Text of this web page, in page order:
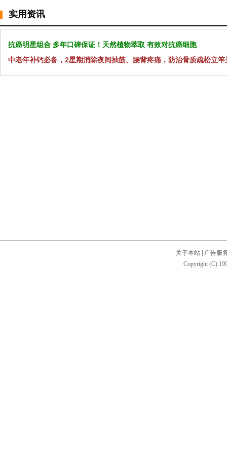
实用资讯
抗癌明星组合 多年口碑保证！天然植物萃取 有效对抗癌细胞
中老年补钙必备，2星期消除夜间抽筋、腰背疼痛，防治骨质疏松立竿
关于本站
广告服
Copyright (C)